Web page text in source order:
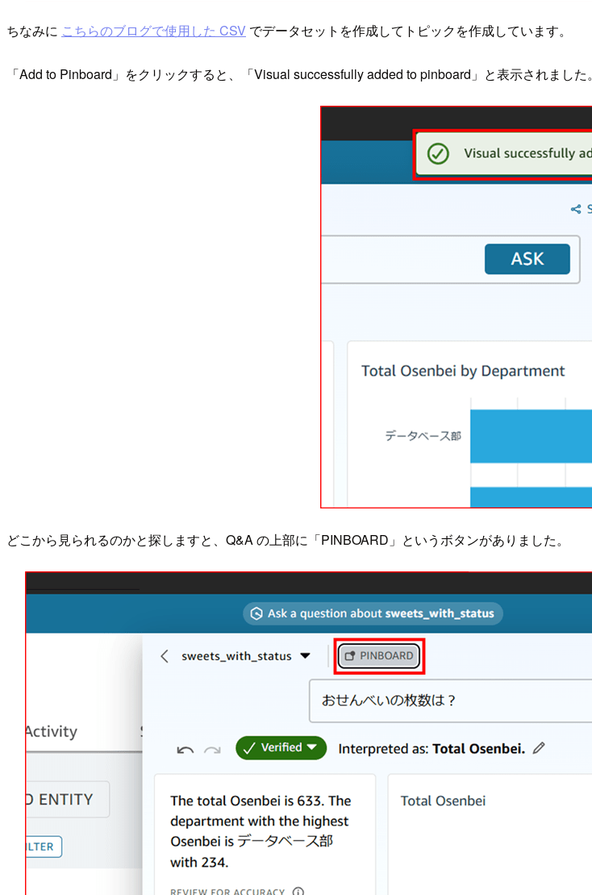
ちなみに こちらのブログで使用した CSV でデータセットを作成してトピックを作成しています。
「Add to Pinboard」をクリックすると、「Visual successfully added to pinboard」と表示されました。
どこから見られるのかと探しますと、Q&A の上部に「PINBOARD」というボタンがありました。